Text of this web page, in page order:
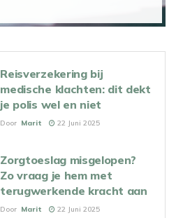
Reisverzekering bij
medische klachten: dit dekt
je polis wel en niet
Door Marit 22 Juni 2025
Zorgtoeslag misgelopen?
Zo vraag je hem met
terugwerkende kracht aan
Door Marit 22 Juni 2025